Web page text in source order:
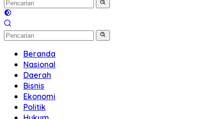
Beranda
Nasional
Daerah
Bisnis
Ekonomi
Politik